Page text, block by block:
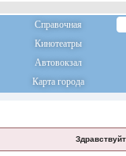
Справочная
Кинотеатры
Автовокзал
Карта города